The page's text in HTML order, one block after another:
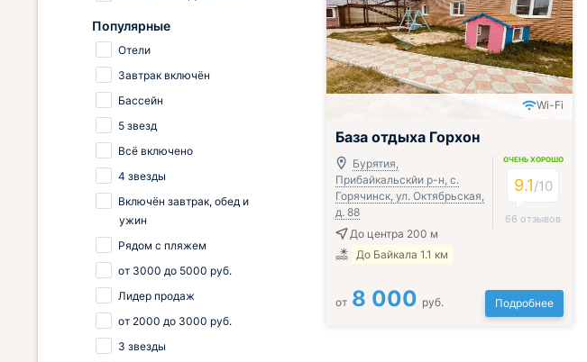
Wi-Fi
База отдыха Горхон
Бурятия,
Прибайкальскйи р-н, с.
Горячинск, ул. Октябрьская,
д. 88
До центра 200 м
До Байкала 1.1 км
ОЧЕНЬ ХОРОШО
9.1/10
66 отзывов
от 8 000 руб. Подробнее
Популярные
Отели
Завтрак включён
Бассейн
5 звезд
Всё включено
4 звезды
Включён завтрак, обед и
ужин
Рядом с пляжем
от 3000 до 5000 руб.
Лидер продаж
от 2000 до 3000 руб.
3 звезды